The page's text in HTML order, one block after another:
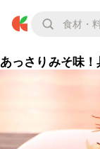
あっさりみそ味